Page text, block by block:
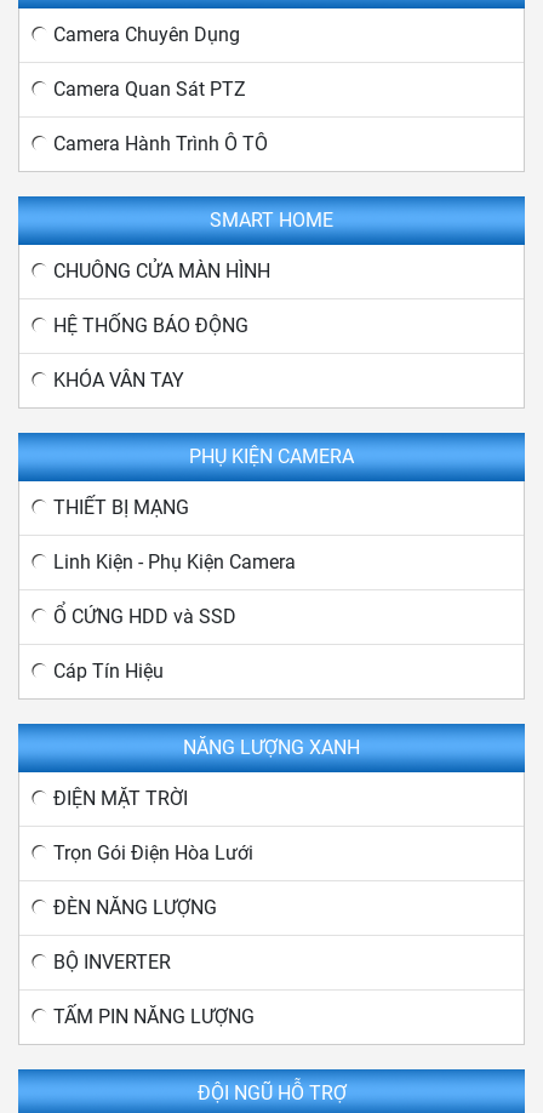
Camera Chuyên Dụng
Camera Quan Sát PTZ
Camera Hành Trình Ô TÔ
SMART HOME
CHUÔNG CỬA MÀN HÌNH
HỆ THỐNG BÁO ĐỘNG
KHÓA VÂN TAY
PHỤ KIỆN CAMERA
THIẾT BỊ MẠNG
Linh Kiện - Phụ Kiện Camera
Ổ CỨNG HDD và SSD
Cáp Tín Hiệu
NĂNG LƯỢNG XANH
ĐIỆN MẶT TRỜI
Trọn Gói Điện Hòa Lưới
ĐÈN NĂNG LƯỢNG
BỘ INVERTER
TẤM PIN NĂNG LƯỢNG
ĐỘI NGŨ HỖ TRỢ